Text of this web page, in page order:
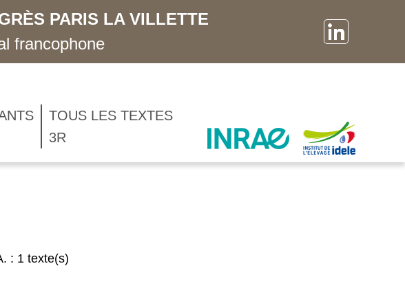
PARIS LA VILLETTE
francophone
TOUS LES TEXTES
3R
: 1 texte(s)